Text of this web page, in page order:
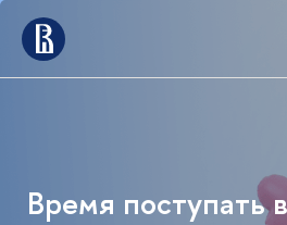
Время поступать